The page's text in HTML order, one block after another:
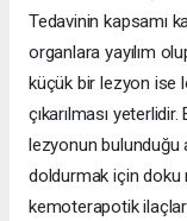
Tedavinin kapsamı
organlara yayılım
küçük bir lezyon ise
çıkarılması
lezyonun bulunduğu
doldurmak için doku
kemoterapotik